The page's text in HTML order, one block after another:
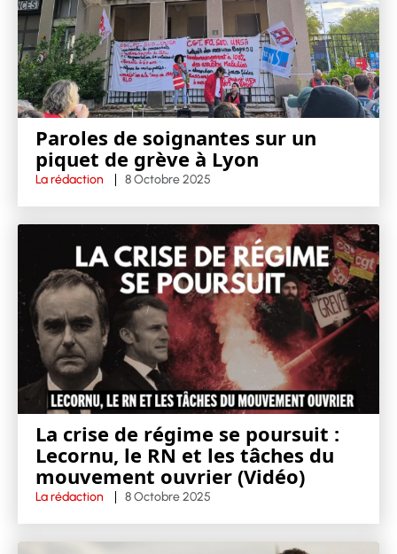
Paroles de soignantes sur un
piquet de grève à Lyon
La rédaction 8 Octobre 2025
La crise de régime se poursuit :
Lecornu, le RN et les tâches du
mouvement ouvrier (Vidéo)
La rédaction 8 Octobre 2025